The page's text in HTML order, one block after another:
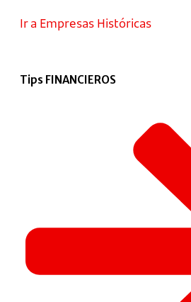
Ir a Empresas Históricas
Tips FINANCIEROS